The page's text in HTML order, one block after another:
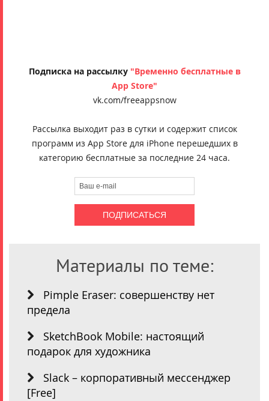
Подписка на рассылку "Временно бесплатные в
App Store"
vk.com/freeappsnow
Рассылка выходит раз в сутки и содержит список
программ из App Store для iPhone перешедших в
категорию бесплатные за последние 24 часа.
Материалы по теме:
Pimple Eraser: совершенству нет
предела
SketchBook Mobile: настоящий
подарок для художника
Slack – корпоративный мессенджер
[Free]